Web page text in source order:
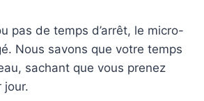
pas de temps d’arrêt, le micro-
Nous savons que votre temps
sachant que vous prenez
jour.